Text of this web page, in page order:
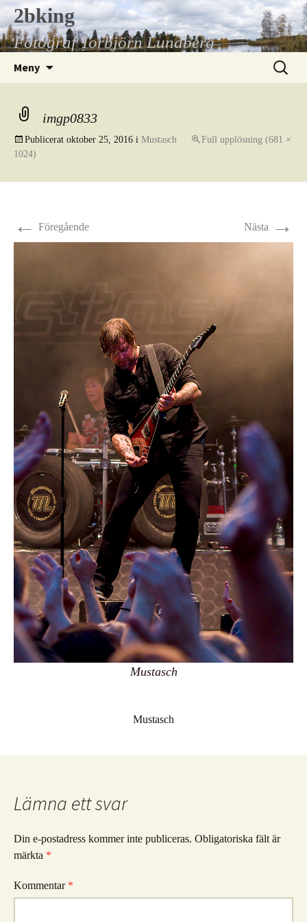
Hoppa
till
innehåll
2bking
Fotograf Torbjörn Lundberg
Meny
Sök
efter:
imgp0833
Publicerat oktober 25, 2016 i Mustasch
Full upplösning (681 ×
1024)
← Föregående Nästa →
Mustasch
Mustasch
Lämna ett svar
Din e-postadress kommer inte publiceras. Obligatoriska fält är
märkta *
Kommentar *